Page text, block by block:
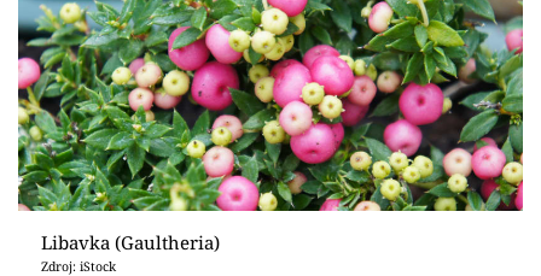
Libavka (Gaultheria)
Zdroj: iStock